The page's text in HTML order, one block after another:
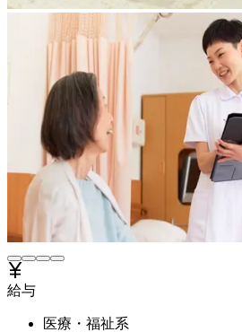
給与
医療・福祉系